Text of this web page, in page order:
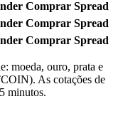
Comprar Spread
Comprar Spread
Comprar Spread
moeda, ouro, prata e
As cotações de
minutos.